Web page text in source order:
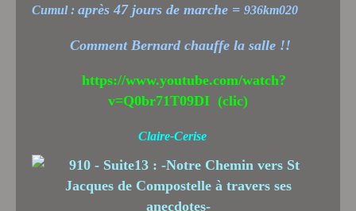
Cumul : après 47 jours de marche = 936km020
Comment Bernard chauffe la salle !!
https://www.youtube.com/watch?
v=Q0br71T09DI (clic)
Claire-Cerise